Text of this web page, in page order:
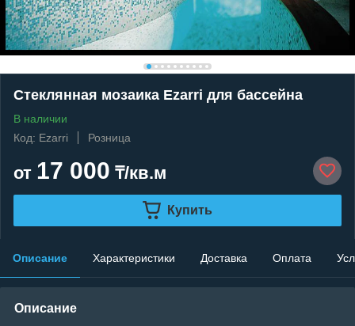
Стеклянная мозаика Ezarri для бассейна
В наличии
Код: Ezarri
Розница
от 17 000 ₸/кв.м
Купить
Описание Характеристики Доставка Оплата
Описание